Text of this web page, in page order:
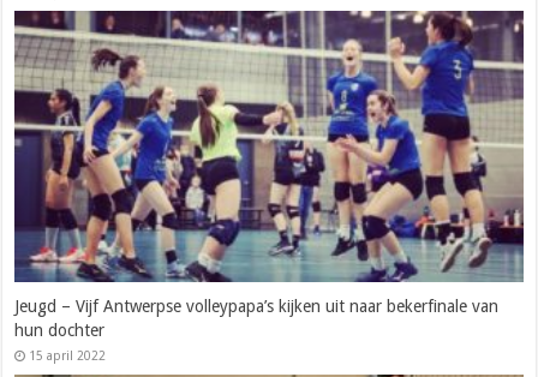
Jeugd – Vijf Antwerpse volleypapa’s kijken uit naar bekerfinale van
hun dochter
15 april 2022